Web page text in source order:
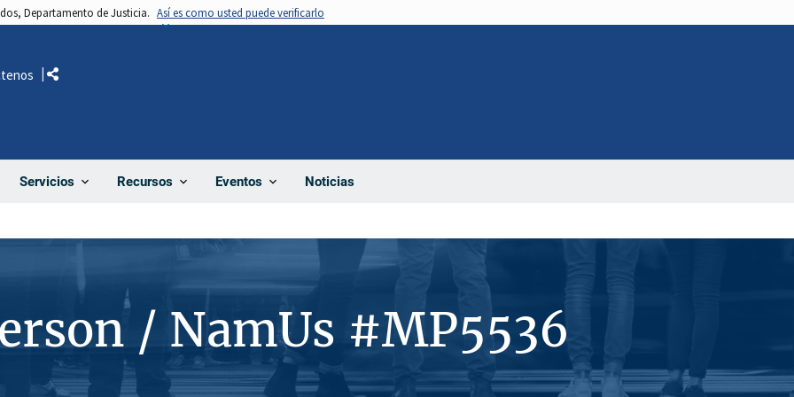
Departamento de Justicia. Así es como usted puede verificarlo
Servicios Recursos Eventos Noticias
Comparte
/ NamUs #MP5536